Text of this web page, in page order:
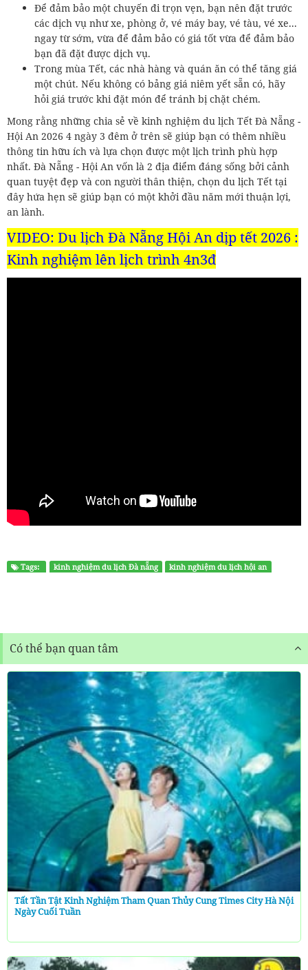
Để đảm bảo một chuyến đi trọn vẹn, bạn nên đặt trước
các dịch vụ như xe, phòng ở, vé máy bay, vé tàu, vé xe...
ngay từ sớm, vừa để đảm bảo có giá tốt vừa để đảm bảo
bạn đã đặt được dịch vụ.
Trong mùa Tết, các nhà hàng và quán ăn có thể tăng giá
một chút. Nếu không có bảng giá niêm yết sẵn có, hãy
hỏi giá trước khi đặt món để tránh bị chặt chém.
Mong rằng những chia sẻ về kinh nghiệm du lịch Tết Đà Nẵng -
Hội An 2026 4 ngày 3 đêm ở trên sẽ giúp bạn có thêm nhiều
thông tin hữu ích và lựa chọn được một lịch trình phù hợp
nhất. Đà Nẵng - Hội An vốn là 2 địa điểm đáng sống bởi cảnh
quan tuyệt đẹp và con người thân thiện, chọn du lịch Tết tại
đây hứa hẹn sẽ giúp bạn có một khởi đầu năm mới thuận lợi,
an lành.
VIDEO: Du lịch Đà Nẵng Hội An dịp tết 2026 :
Kinh nghiệm lên lịch trình 4n3đ
Tags: kinh nghiệm du lịch Đà nẵng kinh nghiệm du lịch hội an
Có thể bạn quan tâm
Tất Tần Tật Kinh Nghiệm Tham Quan Thủy Cung Times City Hà Nội
Ngày Cuối Tuần